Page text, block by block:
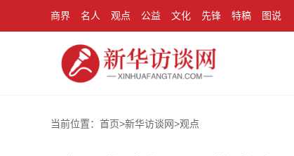
商界 名人 观点 公益 文化 先锋 特稿 图说
当前位置：首页>新华访谈网>观点